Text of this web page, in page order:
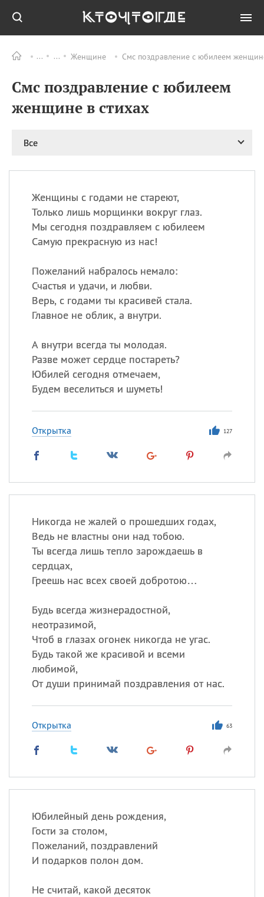
Женщине Смс поздравление с юбилеем
Смс поздравление с юбилеем
женщине в стихах
Все
Женщины с годами не стареют,
Только лишь морщинки вокруг глаз.
Мы сегодня поздравляем с юбилеем
Самую прекрасную из нас!
Пожеланий набралось немало:
Счастья и удачи, и любви.
Верь, с годами ты красивей стала.
Главное не облик, а внутри.
А внутри всегда ты молодая.
Разве может сердце постареть?
Юбилей сегодня отмечаем,
Будем веселиться и шуметь!
Открытка 127
Никогда не жалей о прошедших годах,
Ведь не властны они над тобою.
Ты всегда лишь тепло зарождаешь в
сердцах,
Греешь нас всех своей добротою…
Будь всегда жизнерадостной,
неотразимой,
Чтоб в глазах огонек никогда не угас.
Будь такой же красивой и всеми
любимой,
От души принимай поздравления от нас.
Открытка 63
Юбилейный день рождения,
Гости за столом,
Пожеланий, поздравлений
И подарков полон дом.
Не считай, какой десяток
ПРАЗДНИКИ Все
08.08 День «Счастье
случается» (Happiness
великомученика
покровителя всех
врачей и целителя
больных
09.08 День книголюбов (Book
ИМЕНА
Сегодня празднуют именины
Александр
Анна
Посмотреть значениеи